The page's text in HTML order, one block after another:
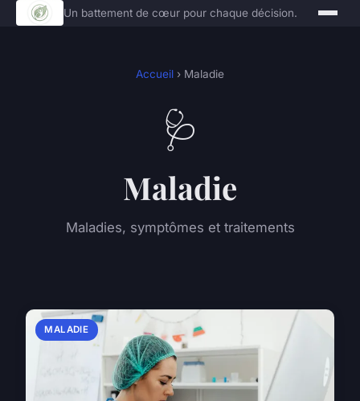
Un battement de cœur pour chaque décision.
Accueil › Maladie
🩺
Maladie
Maladies, symptômes et traitements
MALADIE